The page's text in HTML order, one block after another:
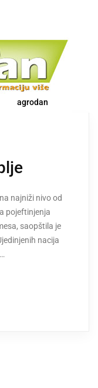
agrodan
najniži nivo od
pojeftinjenja
saopštila je
nacija